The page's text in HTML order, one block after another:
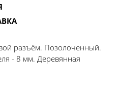
разъём. Позолоченный.
- 8 мм. Деревянная